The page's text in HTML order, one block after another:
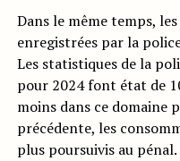
Dans le même temps,
enregistrées par la
Les statistiques de la
pour 2024 font état de
moins dans ce domaine
précédente, les
plus poursuivis au pénal.